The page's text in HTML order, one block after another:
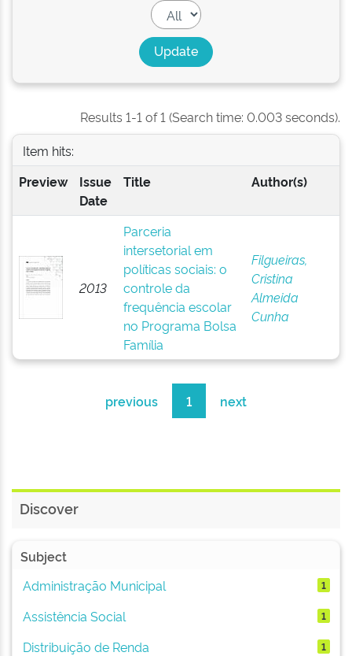
Results 1-1 of 1 (Search time: 0.003 seconds).
Item hits:
Preview
Issue
Date
Title Author(s)
2013
Parceria
intersetorial em
políticas sociais: o
controle da
frequência escolar
no Programa Bolsa
Família
Filgueiras,
Cristina
Almeida
Cunha
previous 1 next
Discover
Subject
Administração Municipal
1
Assistência Social 1
Distribuição de Renda 1